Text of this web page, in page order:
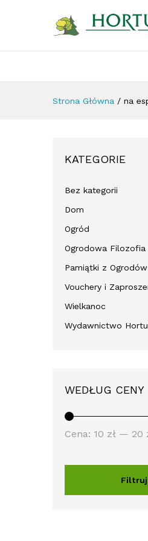
Strona Główna / na
KATEGORIE
Bez kategorii
Dom
Ogród
Ogrodowa Filozofia
Pamiątki z
Vouchery i
Wielkanoc
Wydawnictwo
WEDŁUG CENY
Filtruj
Cena: 10 zł — 20